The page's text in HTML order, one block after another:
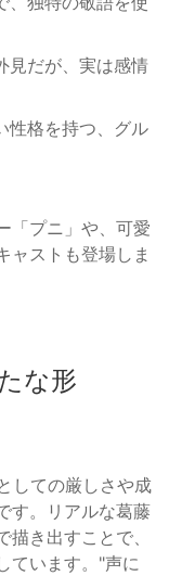
見だが、実は感情
性格を持つ、グル
「プニ」や、可愛
ャストも登場しま
な形
しての厳しさや成
す。リアルな葛藤
き出すことで、
ています。"声に